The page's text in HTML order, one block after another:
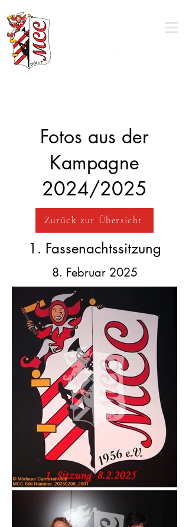
Fotos aus der
Kampagne
2024/2025
Zurück zur Übersicht
1. Fassenachtssitzung
8. Februar 2025